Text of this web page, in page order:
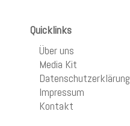
Quicklinks
Über uns
Media Kit
Datenschutzerklärung
Impressum
Kontakt